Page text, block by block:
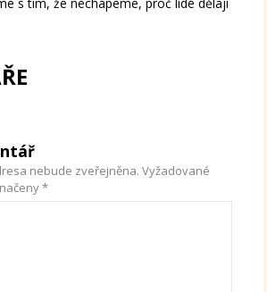
nebude zveřejněna. Vyžadované
*